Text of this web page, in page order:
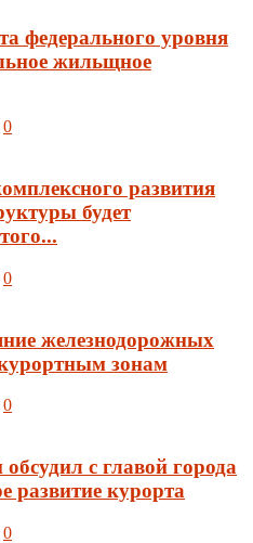
федерального уровня
жильщное
0
развития
будет
0
железнодорожных
зонам
0
с главой города
развитие курорта
0